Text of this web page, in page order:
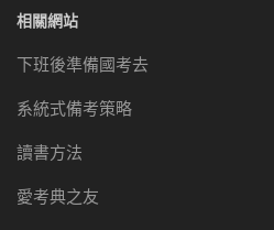
相關網站
下班後準備國考去
系統式備考策略
讀書方法
愛考典之友